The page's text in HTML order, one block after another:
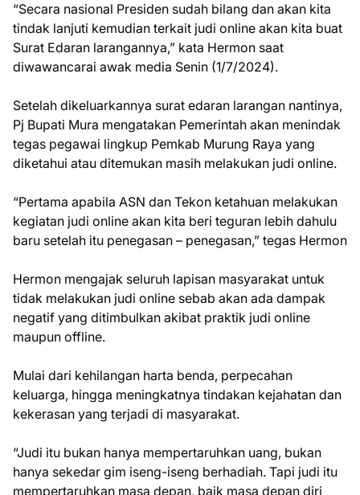
“Secara nasional Presiden sudah bilang dan akan kita
tindak lanjuti kemudian terkait judi online akan kita buat
Surat Edaran larangannya,” kata Hermon saat
diwawancarai awak media Senin (1/7/2024).
Setelah dikeluarkannya surat edaran larangan nantinya,
Pj Bupati Mura mengatakan Pemerintah akan menindak
tegas pegawai lingkup Pemkab Murung Raya yang
diketahui atau ditemukan masih melakukan judi online.
“Pertama apabila ASN dan Tekon ketahuan melakukan
kegiatan judi online akan kita beri teguran lebih dahulu
baru setelah itu penegasan – penegasan,” tegas Hermon
Hermon mengajak seluruh lapisan masyarakat untuk
tidak melakukan judi online sebab akan ada dampak
negatif yang ditimbulkan akibat praktik judi online
maupun offline.
Mulai dari kehilangan harta benda, perpecahan
keluarga, hingga meningkatnya tindakan kejahatan dan
kekerasan yang terjadi di masyarakat.
“Judi itu bukan hanya mempertaruhkan uang, bukan
hanya sekedar gim iseng-iseng berhadiah. Tapi judi itu
mempertaruhkan masa depan, baik masa depan diri